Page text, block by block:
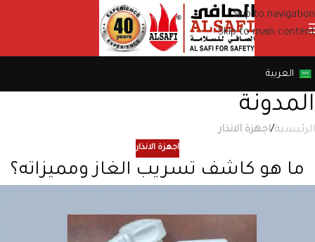
Skip to navigation
Skip to main content
العربية
المدونة
الرئيسية/اجهزة الانذار
اجهزة الانذار
ما هو كاشف تسريب الغاز ومميزاته؟